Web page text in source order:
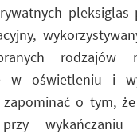
w oświetleniu i
o tym,
przy